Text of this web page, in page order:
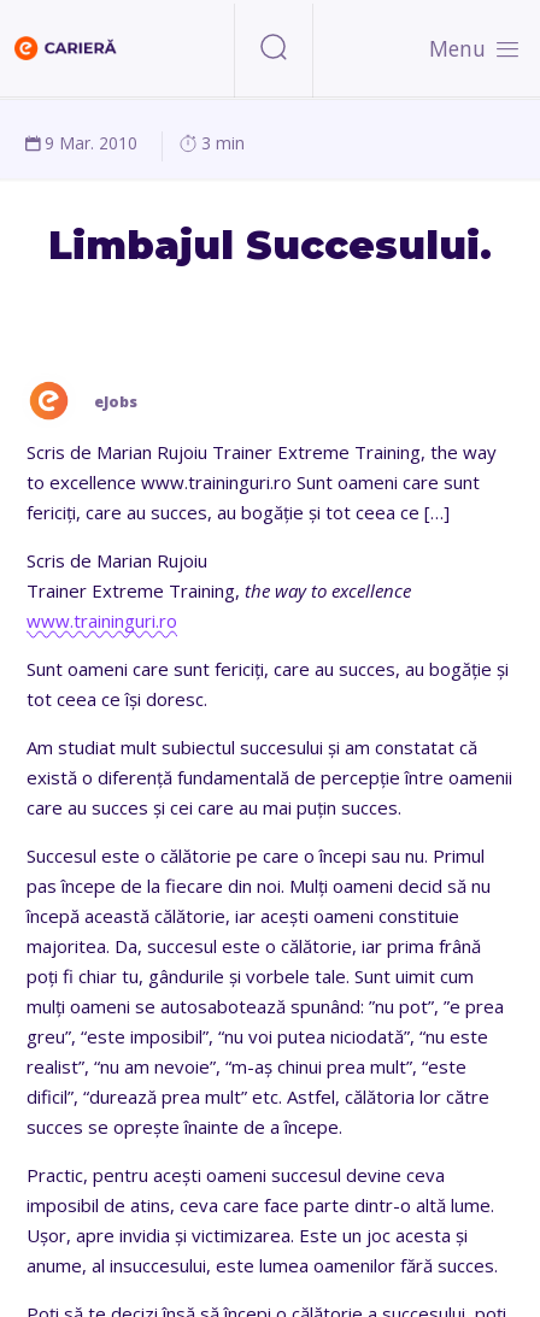
Menu
9 Mar. 2010 3 min
Limbajul Succesului.
eJobs
Scris de Marian Rujoiu Trainer Extreme Training, the way
to excellence www.traininguri.ro Sunt oameni care sunt
fericiți, care au succes, au bogăție și tot ceea ce […]
Scris de Marian Rujoiu
Trainer Extreme Training, the way to excellence
www.traininguri.ro
Sunt oameni care sunt fericiți, care au succes, au bogăție și
tot ceea ce își doresc.
Am studiat mult subiectul succesului și am constatat că
există o diferență fundamentală de percepție între oamenii
care au succes și cei care au mai puțin succes.
Succesul este o călătorie pe care o începi sau nu. Primul
pas începe de la fiecare din noi. Mulți oameni decid să nu
începă această călătorie, iar acești oameni constituie
majoritea. Da, succesul este o călătorie, iar prima frână
poți fi chiar tu, gândurile și vorbele tale. Sunt uimit cum
mulți oameni se autosabotează spunând: ”nu pot”, ”e prea
greu”, “este imposibil”, “nu voi putea niciodată”, “nu este
realist”, “nu am nevoie”, “m-aș chinui prea mult”, “este
dificil”, “durează prea mult” etc. Astfel, călătoria lor către
succes se oprește înainte de a începe.
Practic, pentru acești oameni succesul devine ceva
imposibil de atins, ceva care face parte dintr-o altă lume.
Ușor, apre invidia și victimizarea. Este un joc acesta și
anume, al insuccesului, este lumea oamenilor fără succes.